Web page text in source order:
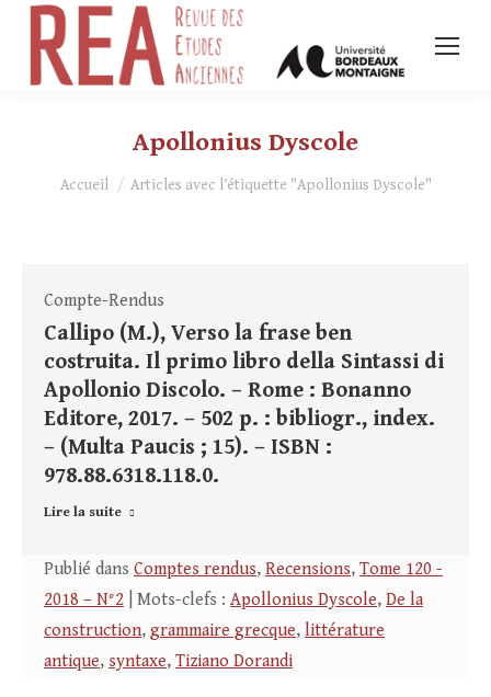
Apollonius Dyscole
Vous êtes ici :
Accueil Articles avec l’étiquette "Apollonius Dyscole"
Compte-Rendus
Callipo (M.), Verso la frase ben
costruita. Il primo libro della Sintassi di
Apollonio Discolo. – Rome : Bonanno
Editore, 2017. – 502 p. : bibliogr., index.
– (Multa Paucis ; 15). – ISBN :
978.88.6318.118.0.
Lire la suite
Publié dans Comptes rendus, Recensions, Tome 120 -
2018 – N°2 | Mots-clefs : Apollonius Dyscole, De la
construction, grammaire grecque, littérature
antique, syntaxe, Tiziano Dorandi